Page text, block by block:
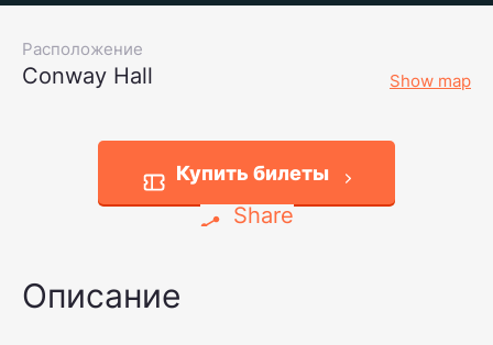
Расположение
Conway Hall Show map
Купить билеты
Share
Описание